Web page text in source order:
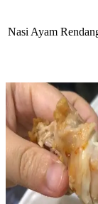
Nasi Ayam